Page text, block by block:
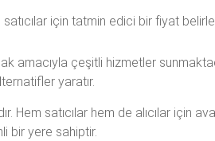
için tatmin edici bir fiyat
amacıyla çeşitli hizmetler
yaratır.
satıcılar hem de alıcılar için
bir yere sahiptir.